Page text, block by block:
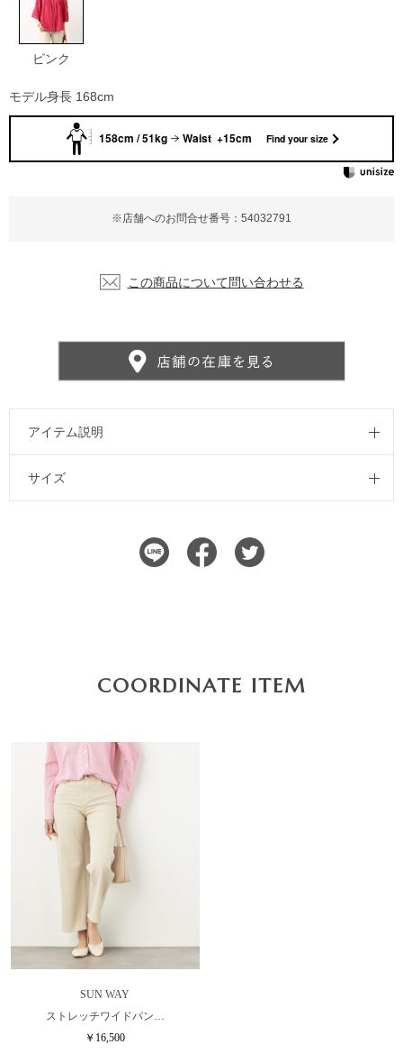
※店舗へのお問合せ番号：54032791
ピンク
この商品について問い合わせる
モデル身長 168cm
アイテム説明
サイズ
158cm / 51kg Waist +15cm Find your size
COORDINATE ITEM
SUN WAY
ストレッチワイドパン…
￥16,500